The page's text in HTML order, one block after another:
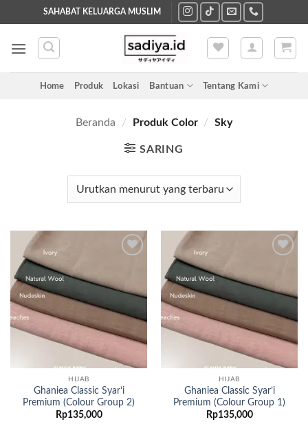
to
content
SAHABAT KELUARGA MUSLIM
Home Produk Lokasi Bantuan Tentang Kami
Beranda / Produk Color / Sky
SARING
HIJAB
Ghaniea Classic Syar’i
Premium (Colour Group 2)
Rp135,000
HIJAB
Ghaniea Classic Syar’i
Premium (Colour Group 1)
Rp135,000